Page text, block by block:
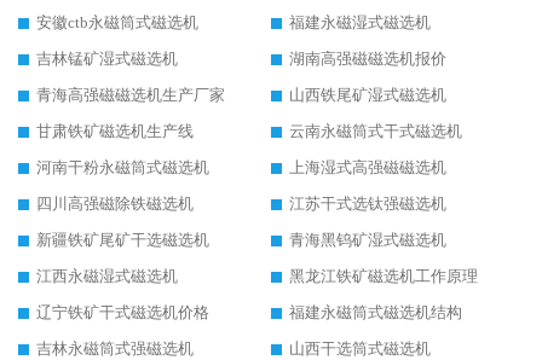
安徽ctb永磁筒式磁选机
福建永磁湿式磁选机
吉林锰矿湿式磁选机
湖南高强磁磁选机报价
青海高强磁磁选机生产厂家
山西铁尾矿湿式磁选机
甘肃铁矿磁选机生产线
云南永磁筒式干式磁选机
河南干粉永磁筒式磁选机
上海湿式高强磁磁选机
四川高强磁除铁磁选机
江苏干式选钛强磁选机
新疆铁矿尾矿干选磁选机
青海黑钨矿湿式磁选机
江西永磁湿式磁选机
黑龙江铁矿磁选机工作原理
辽宁铁矿干式磁选机价格
福建永磁筒式磁选机结构
吉林永磁筒式强磁选机
山西干选筒式磁选机